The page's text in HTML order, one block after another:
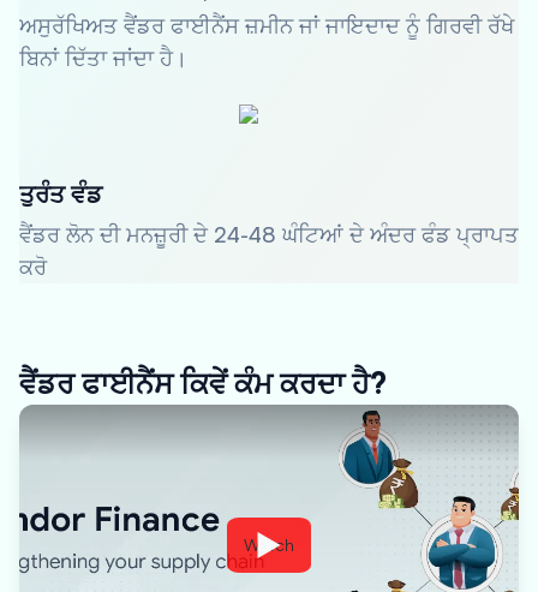
ਅਸੁਰੱਖਿਅਤ ਵੈਂਡਰ ਫਾਈਨੈਂਸ ਜ਼ਮੀਨ ਜਾਂ ਜਾਇਦਾਦ ਨੂੰ ਗਿਰਵੀ ਰੱਖੇ
ਬਿਨਾਂ ਦਿੱਤਾ ਜਾਂਦਾ ਹੈ।
ਤੁਰੰਤ ਵੰਡ
ਵੈਂਡਰ ਲੋਨ ਦੀ ਮਨਜ਼ੂਰੀ ਦੇ 24-48 ਘੰਟਿਆਂ ਦੇ ਅੰਦਰ ਫੰਡ ਪ੍ਰਾਪਤ
ਕਰੋ
ਵੈਂਡਰ ਫਾਈਨੈਂਸ ਕਿਵੇਂ ਕੰਮ ਕਰਦਾ ਹੈ?
Watch